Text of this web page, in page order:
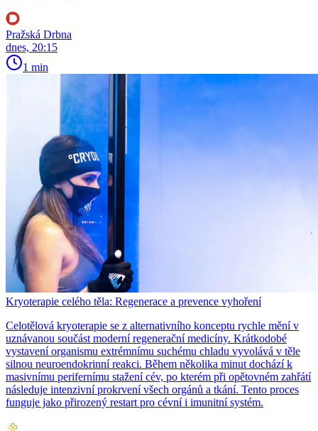
Pražská Drbna
dnes, 20:15
1 min
Kryoterapie celého těla: Regenerace a prevence vyhoření
Celotělová kryoterapie se z alternativního konceptu rychle mění v
uznávanou součást moderní regenerační medicíny. Krátkodobé
vystavení organismu extrémnímu suchému chladu vyvolává v těle
silnou neuroendokrinní reakci. Během několika minut dochází k
masivnímu perifernímu stažení cév, po kterém při opětovném zahřátí
následuje intenzivní prokrvení všech orgánů a tkání. Tento proces
funguje jako přirozený restart pro cévní i imunitní systém.